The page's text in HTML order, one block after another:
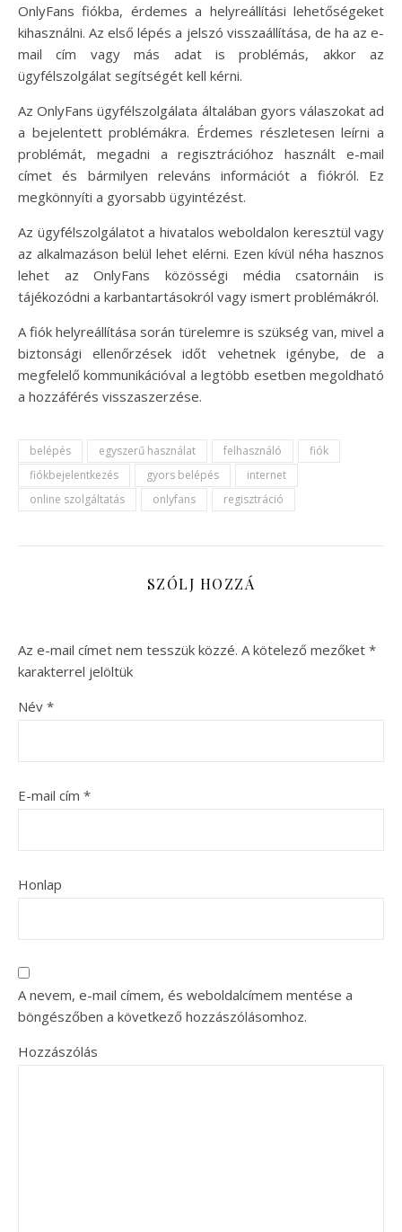
OnlyFans fiókba, érdemes a helyreállítási lehetőségeket
kihasználni. Az első lépés a jelszó visszaállítása, de ha az e-
mail cím vagy más adat is problémás, akkor az
ügyfélszolgálat segítségét kell kérni.
Az OnlyFans ügyfélszolgálata általában gyors válaszokat ad
a bejelentett problémákra. Érdemes részletesen leírni a
problémát, megadni a regisztrációhoz használt e-mail
címet és bármilyen releváns információt a fiókról. Ez
megkönnyíti a gyorsabb ügyintézést.
Az ügyfélszolgálatot a hivatalos weboldalon keresztül vagy
az alkalmazáson belül lehet elérni. Ezen kívül néha hasznos
lehet az OnlyFans közösségi média csatornáin is
tájékozódni a karbantartásokról vagy ismert problémákról.
A fiók helyreállítása során türelemre is szükség van, mivel a
biztonsági ellenőrzések időt vehetnek igénybe, de a
megfelelő kommunikációval a legtöbb esetben megoldható
a hozzáférés visszaszerzése.
belépés egyszerű használat felhasználó
fiók
fiókbejelentkezés
gyors belépés
internet
online szolgáltatás
onlyfans regisztráció
SZÓLJ HOZZÁ
Az e-mail címet nem tesszük közzé. A kötelező mezőket *
karakterrel jelöltük
Név *
E-mail cím *
Honlap
A nevem, e-mail címem, és weboldalcímem mentése a
böngészőben a következő hozzászólásomhoz.
Hozzászólás